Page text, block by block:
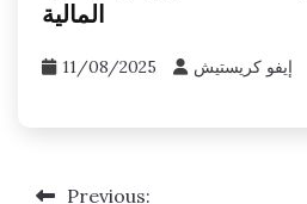
المالية
11/08/2025 إيفو كريستيش
Previous: